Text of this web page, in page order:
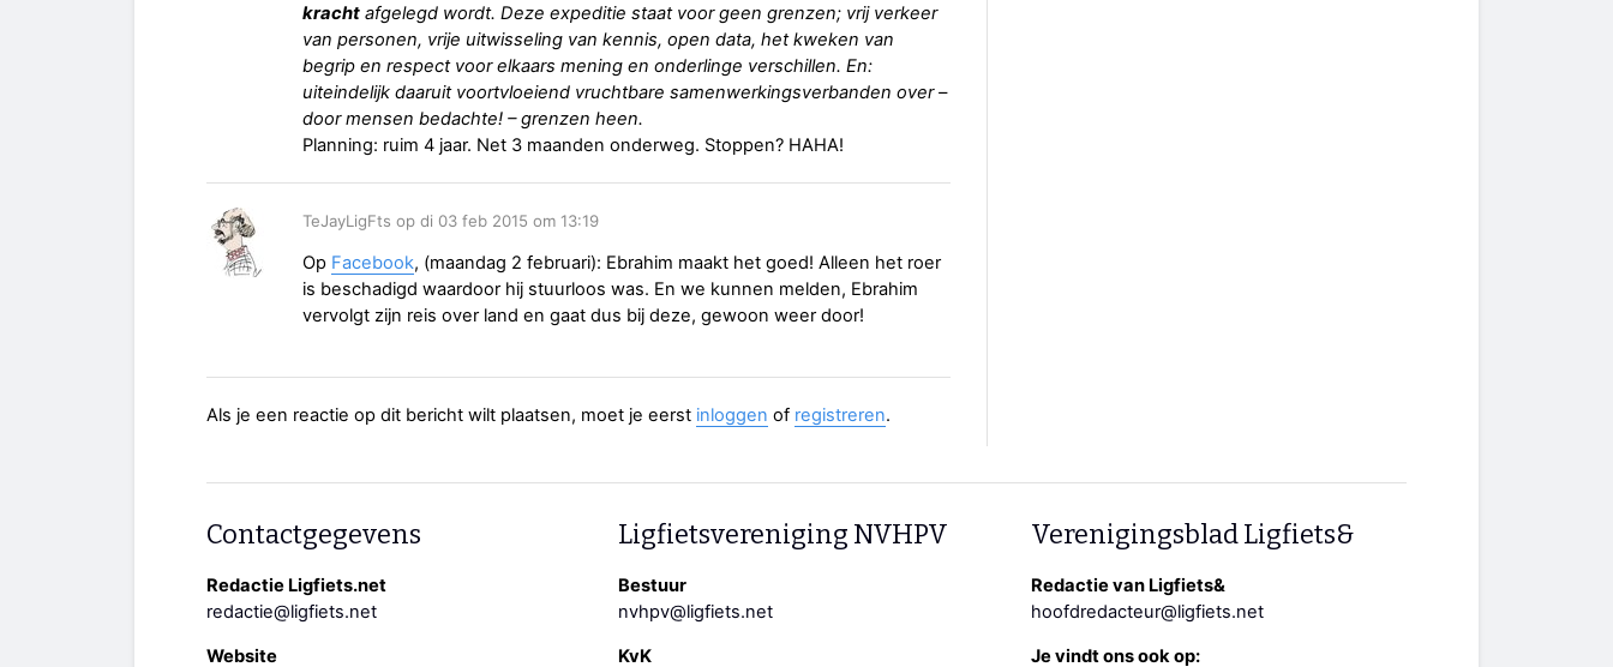
kracht afgelegd wordt. Deze expeditie staat voor geen grenzen; vrij verkeer
van personen, vrije uitwisseling van kennis, open data, het kweken van
begrip en respect voor elkaars mening en onderlinge verschillen. En:
uiteindelijk daaruit voortvloeiend vruchtbare samenwerkingsverbanden over –
door mensen bedachte! – grenzen heen.
Planning: ruim 4 jaar. Net 3 maanden onderweg. Stoppen? HAHA!
TeJayLigFts op di 03 feb 2015 om 13:19
Op Facebook, (maandag 2 februari): Ebrahim maakt het goed! Alleen het roer
is beschadigd waardoor hij stuurloos was. En we kunnen melden, Ebrahim
vervolgt zijn reis over land en gaat dus bij deze, gewoon weer door!
Als je een reactie op dit bericht wilt plaatsen, moet je eerst inloggen of registreren.
Contactgegevens
Redactie Ligfiets.net
redactie@ligfiets.net
Website
Ligfietsvereniging NVHPV
Bestuur
nvhpv@ligfiets.net
KvK
Verenigingsblad Ligfiets&
Redactie van Ligfiets&
hoofdredacteur@ligfiets.net
Je vindt ons ook op: